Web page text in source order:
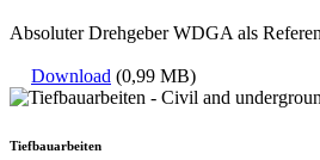
Absoluter Drehgeber WDGA als
Download (0,99 MB)
Tiefbauarbeiten